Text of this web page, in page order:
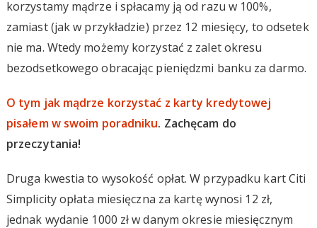
korzystamy mądrze i spłacamy ją od razu w 100%,
zamiast (jak w przykładzie) przez 12 miesięcy, to odsetek
nie ma. Wtedy możemy korzystać z zalet okresu
bezodsetkowego obracając pieniędzmi banku za darmo.
O tym jak mądrze korzystać z karty kredytowej
pisałem w swoim poradniku. Zachęcam do
przeczytania!
Druga kwestia to wysokość opłat. W przypadku kart Citi
Simplicity opłata miesięczna za kartę wynosi 12 zł,
jednak wydanie 1000 zł w danym okresie miesięcznym